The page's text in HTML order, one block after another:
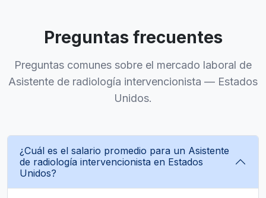
Preguntas frecuentes
Preguntas comunes sobre el mercado laboral de
Asistente de radiología intervencionista — Estados
Unidos.
¿Cuál es el salario promedio para un Asistente
de radiología intervencionista en Estados
Unidos?